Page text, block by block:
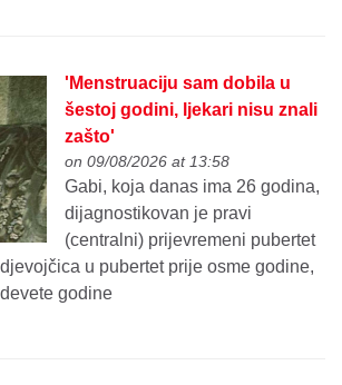
'Menstruaciju sam dobila u
šestoj godini, ljekari nisu znali
zašto'
on 09/08/2026 at 13:58
Gabi, koja danas ima 26 godina,
dijagnostikovan je pravi
(centralni) prijevremeni pubertet
u pubertet prije osme godine,
godine